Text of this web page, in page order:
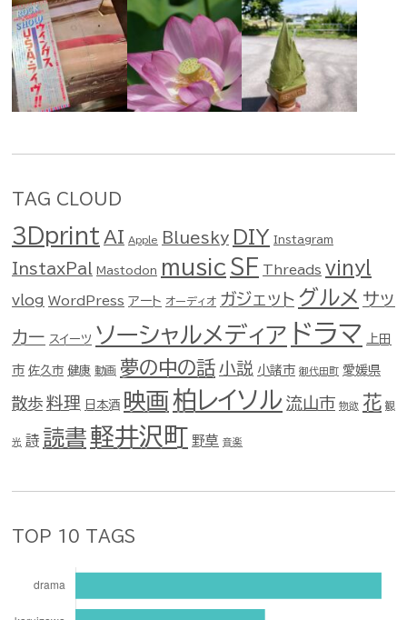
TAG CLOUD
3Dprint AI Apple Bluesky DIY Instagram
InstaxPal Mastodon music SF Threads vinyl
vlog WordPress アート オーディオ ガジェット グルメ サッ
カー スイーツ ソーシャルメディア ドラマ 上田
市 佐久市 健康 動画 夢の中の話 小説 小諸市 御代田町 愛媛県
散歩 料理 日本酒 映画 柏レイソル 流山市 物欲 花 観
光 詩 読書軽井沢町 野草 音楽
TOP 10 TAGS